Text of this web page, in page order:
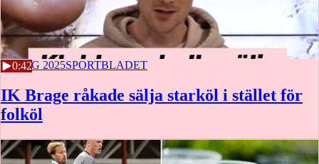
0:42
19 AUG 2025SPORTBLADET
IK Brage råkade sälja starköl i stället för
folköl